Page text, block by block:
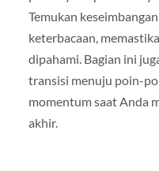
Temukan
keterbacaan,
dipahami. Bagian ini
transisi menuju poin-
momentum saat Anda
akhir.